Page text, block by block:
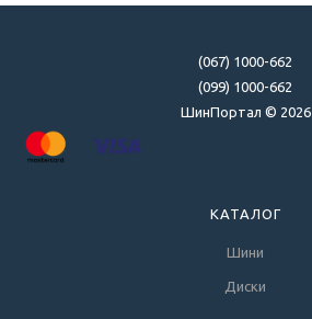
(067) 1000-662
(099) 1000-662
ШинПортал © 2026
КАТАЛОГ
Шини
Диски